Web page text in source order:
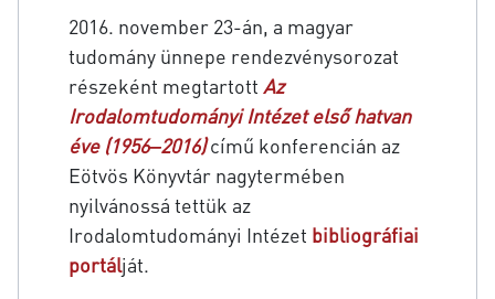
2016. november 23-án, a magyar
tudomány ünnepe rendezvénysorozat
részeként megtartott Az
Irodalomtudományi Intézet első hatvan
éve (1956‒2016)című konferencián az
Eötvös Könyvtár nagytermében
nyilvánossá tettük az
Irodalomtudományi Intézet bibliográfiai
portálját.